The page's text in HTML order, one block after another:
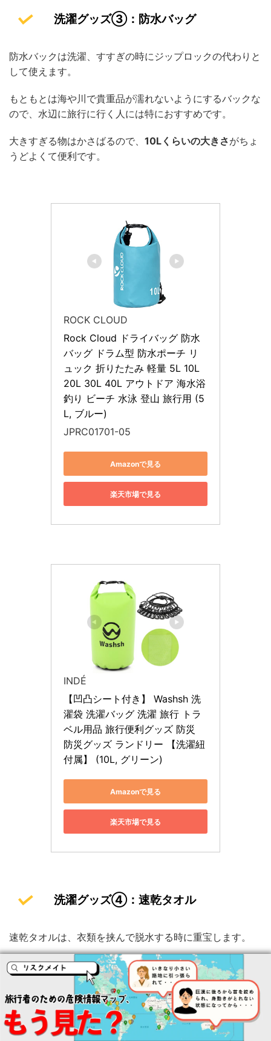
洗濯グッズ③：防水バッグ
防水バックは洗濯、すすぎの時にジップロックの代わりと
して使えます。
もともとは海や川で貴重品が濡れないようにするバックな
ので、水辺に旅行に行く人には特におすすめです。
大きすぎる物はかさばるので、 10Lくらいの大きさがちょ
うどよくて便利です。
ROCK CLOUD
Rock Cloud ドライバッグ 防水
バッグ ドラム型 防水ポーチ リ
ュック 折りたたみ 軽量 5L 10L
20L 30L 40L アウトドア 海水浴
釣り ビーチ 水泳 登山 旅行用 (5
L, ブルー)
JPRC01701-05
Amazonで見る
楽天市場で見る
INDÉ
【凹凸シート付き】 Washsh 洗
濯袋 洗濯バッグ 洗濯 旅行 トラ
ベル用品 旅行便利グッズ 防災
防災グッズ ランドリー 【洗濯紐
付属】 (10L, グリーン)
Amazonで見る
楽天市場で見る
洗濯グッズ④：速乾タオル
速乾タオルは、衣類を挟んで脱水する時に重宝します。
ホテルのタオルは数に限りがあるので、お風呂上りに自分
で使って湿ってるなんてこともありますよね。
速乾タオルはバスタオルより吸収性も高く、プールや海、
温泉などでも使えます。